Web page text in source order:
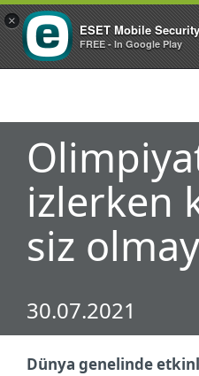
izlerken
siz
30.07.2021
Dünya genelinde
×
ESET Mobile Security
FREE - In Google Play